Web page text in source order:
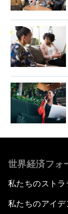
世界経済フォ
私たちのストラ
私たちのアイデ